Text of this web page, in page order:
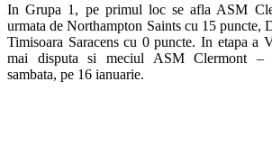
In Grupa 1, pe primul loc se afla ASM
urmata de Northampton Saints cu 15 puncte,
Timisoara Saracens cu 0 puncte. In etapa a
mai disputa si meciul ASM Clermont –
sambata, pe 16 ianuarie.